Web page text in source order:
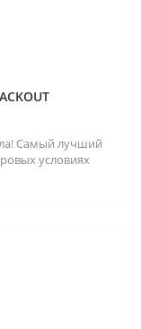
Самый лучший
условиях